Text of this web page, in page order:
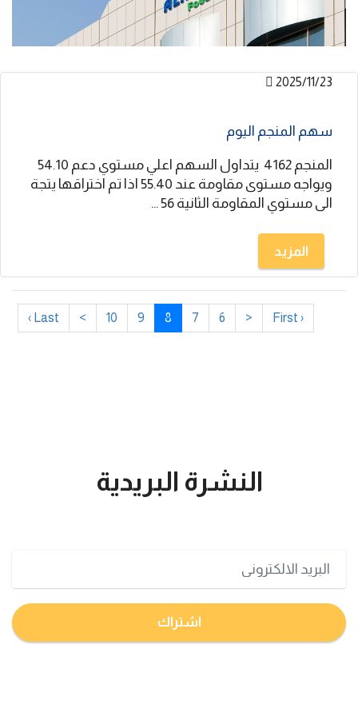
2025/11/23
سهم المنجم اليوم
ويواجه مستوى مقاومة عند 55.40 اذا تم اختراقها يتجة
الى مستوي المقاومة الثانية 56 ...
المزيد
‹ First
<
6
7
8
9
10
>
Last ›
النشرة البريدية
اشتراك